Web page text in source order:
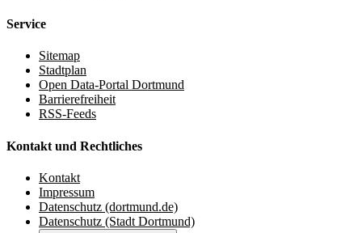
Service
Sitemap
Stadtplan
Open Data-Portal Dortmund
Barrierefreiheit
RSS-Feeds
Kontakt und Rechtliches
Kontakt
Impressum
Datenschutz (dortmund.de)
Datenschutz (Stadt Dortmund)